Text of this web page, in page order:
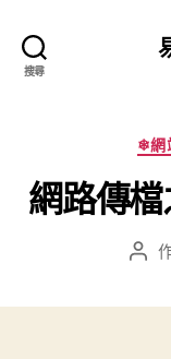
搜尋
❄網
網路傳
文